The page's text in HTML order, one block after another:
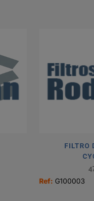
FILTRO
Ref: G100003